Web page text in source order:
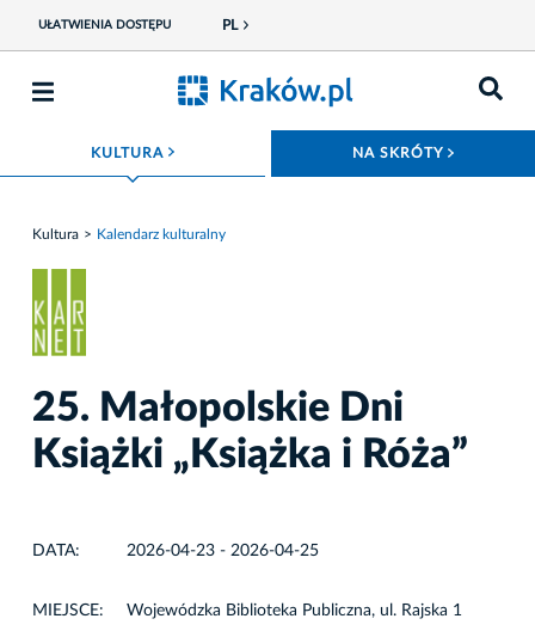
UŁATWIENIA DOSTĘPU PL
KULTURA ROZWIŃ MENU NA SKRÓTY
Kultura Kalendarz kulturalny
25. Małopolskie Dni
Książki „Książka i Róża”
DATA: 2026-04-23 - 2026-04-25
MIEJSCE: Wojewódzka Biblioteka Publiczna, ul. Rajska 1